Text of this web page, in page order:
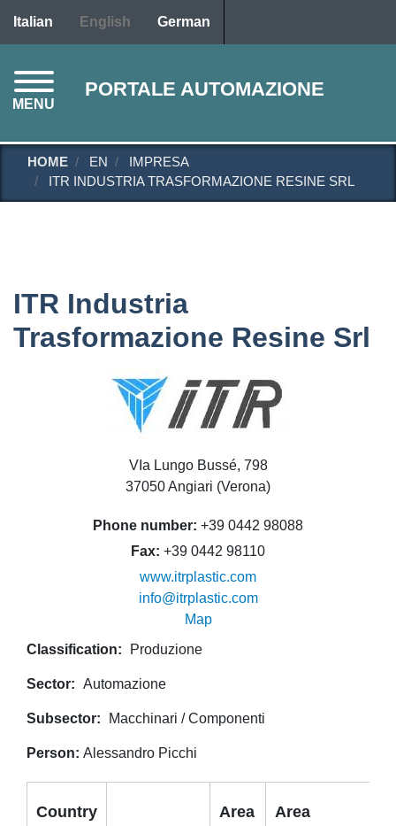
Italian English German
PORTALE AUTOMAZIONE
MENU
HOME EN
IMPRESA
ITR INDUSTRIA TRASFORMAZIONE RESINE SRL
ITR Industria
Trasformazione Resine Srl
VIa Lungo Bussé, 798
37050 Angiari (Verona)
Phone number +39 0442 98088
Fax +39 0442 98110
www.itrplastic.com
info@itrplastic.com
Map
Classification
Produzione
Sector Automazione
Subsector Macchinari / Componenti
Person Alessandro Picchi
Country
Area
Area